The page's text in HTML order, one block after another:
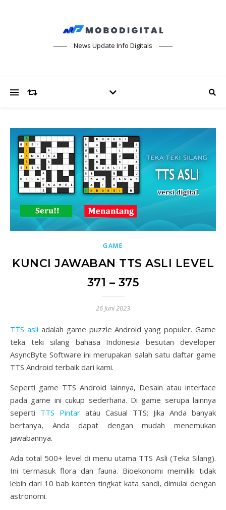
News Update Info Digitals
GAME
KUNCI JAWABAN TTS ASLI LEVEL
371 – 375
26 Juni 2023
TTS asli adalah game puzzle Android yang populer. Game
teka teki silang bahasa Indonesia besutan developer
AsyncByte Software ini merupakan salah satu daftar game
TTS Android terbaik dari kami.
Seperti game TTS Android lainnya, Desain atau interface
pada game ini cukup sederhana. Di game serupa lainnya
seperti TTS Pintar atau Casual TTS; Jika Anda banyak
bertanya, Anda dapat dengan mudah menemukan
jawabannya.
Ada total 500+ level di menu utama TTS Asli (Teka Silang).
Ini termasuk flora dan fauna. Bioekonomi memiliki tidak
lebih dari 10 bab konten tingkat kata sandi, dimulai dengan
astronomi.